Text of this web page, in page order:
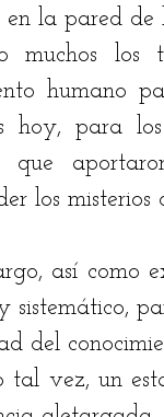
la pared de
muchos los
humano
hoy, para
que
los
así como
sistemático,
del
tal vez, un